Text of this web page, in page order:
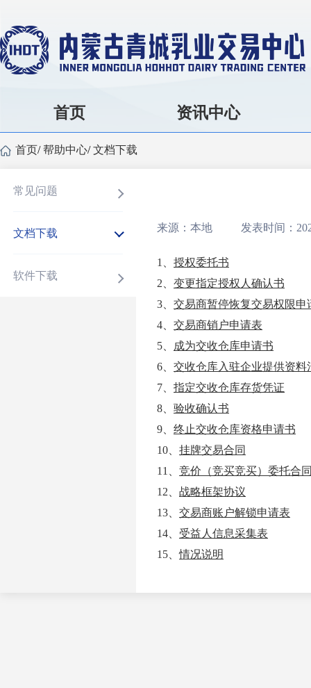
首页 资讯中心
首页/帮助中心/文档下载
常见问题
文档下载
软件下载
来源：本地 发表时间：
1、 授权委托书
2、 变更指定授权人确认书
3、 交易商暂停恢复交易权限申
4、 交易商销户申请表
5、
成为交收仓库申请书
6、 交收仓库入驻企业提供资料
7、 指定交收仓库存货凭证
8、 验收确认书
9、 终止交收仓库资格申请书
10、 挂牌交易合同
11、 竞价（竞买竞买）委托合
12、 战略框架协议
13、 交易商账户解锁申请表
14、 受益人信息采集表
15、情况说明